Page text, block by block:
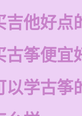
吉他好点
古筝便宜
以学古筝